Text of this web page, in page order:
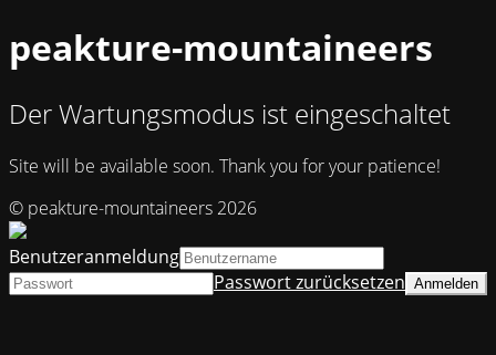
peakture-mountaineers
Der Wartungsmodus ist eingeschaltet
Site will be available soon. Thank you for your patience!
© peakture-mountaineers 2026
Benutzeranmeldung
Passwort zurücksetzen